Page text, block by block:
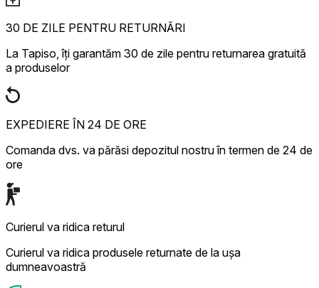
30 DE ZILE PENTRU RETURNĂRI
La Tapiso, îți garantăm 30 de zile pentru returnarea gratuită
a produselor
EXPEDIERE ÎN 24 DE ORE
Comanda dvs. va părăsi depozitul nostru în termen de 24 de
ore
Curierul va ridica returul
Curierul va ridica produsele returnate de la ușa
dumneavoastră